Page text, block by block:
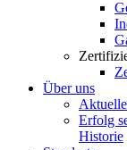
Über uns
Erfolg
Historie